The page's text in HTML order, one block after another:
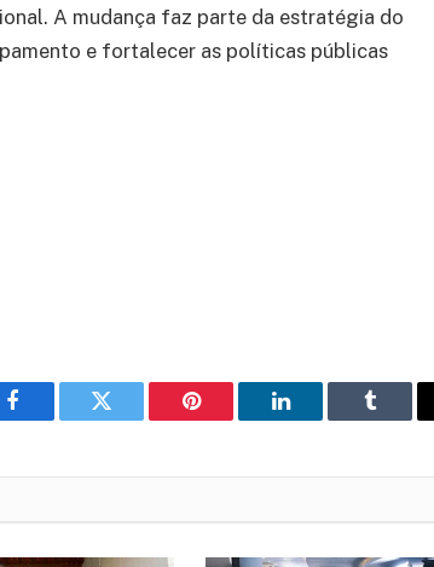
A mudança faz parte da estratégia do
e fortalecer as políticas públicas
Facebook Twitter Pinterest LinkedIn Tumblr